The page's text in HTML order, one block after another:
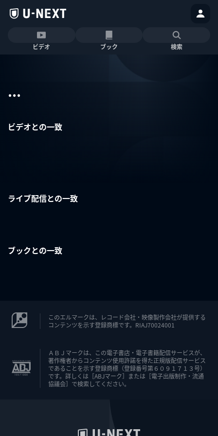
ビデオ ブック 検索
...
ビデオとの一致
ライブ配信との一致
ブックとの一致
このエルマークは、レコード会社・映像製作会社が提供する
コンテンツを示す登録商標です。RIAJ70024001
ＡＢＪマークは、この電子書店・電子書籍配信サービスが、
著作権者からコンテンツ使用許諾を得た正規版配信サービス
であることを示す登録商標（登録番号第６０９１７１３号）
です。詳しくは［ABJマーク］または［電子出版制作・流通
協議会］で検索してください。